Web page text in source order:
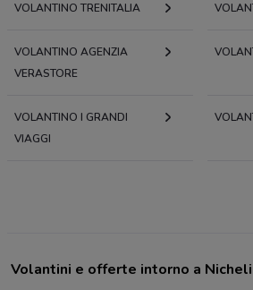
VOLANTINO TRENITALIA
VOLANTINO AGENZIA
VERASTORE
VOLANTINO I GRANDI
VIAGGI
Volantini e offerte intorno a